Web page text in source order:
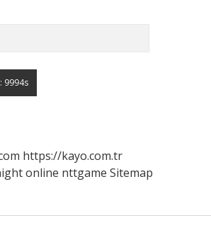
https://kayo.com.tr
online nttgame Sitemap